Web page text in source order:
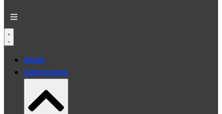
Inicio
Soluciones